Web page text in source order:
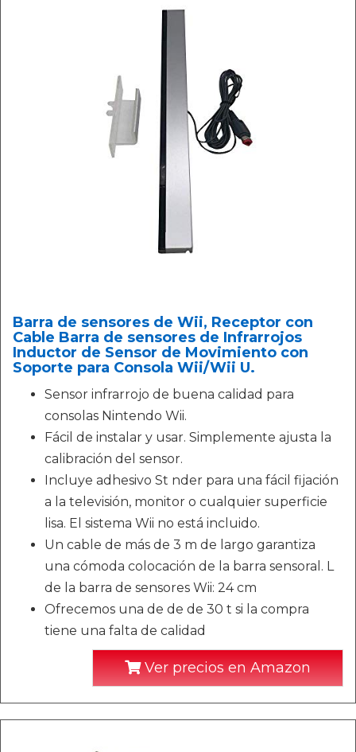
Barra de sensores de Wii, Receptor con
Cable Barra de sensores de Infrarrojos
Inductor de Sensor de Movimiento con
Soporte para Consola Wii/Wii U.
Sensor infrarrojo de buena calidad para
consolas Nintendo Wii.
Fácil de instalar y usar. Simplemente ajusta la
calibración del sensor.
Incluye adhesivo St nder para una fácil fijación
a la televisión, monitor o cualquier superficie
lisa. El sistema Wii no está incluido.
Un cable de más de 3 m de largo garantiza
una cómoda colocación de la barra sensoral. L
de la barra de sensores Wii: 24 cm
Ofrecemos una de de de 30 t si la compra
tiene una falta de calidad
Ver precios en Amazon